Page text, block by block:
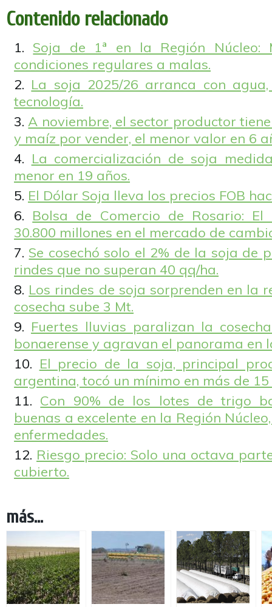
Contenido relacionado
Soja de 1ª en la Región
condiciones regulares a malas.
La soja 2025/26 arranca con
tecnología.
A noviembre, el sector productor
y maíz por vender, el menor valor en 6
La comercialización de soja
menor en 19 años.
El Dólar Soja lleva los precios FOB
Bolsa de Comercio de Rosario:
30.800 millones en el mercado de
Se cosechó solo el 2% de la soja de
rindes que no superan 40 qq/ha.
Los rindes de soja sorprenden en la
cosecha sube 3 Mt.
Fuertes lluvias paralizan la
bonaerense y agravan el panorama en
El precio de la soja, principal
argentina, tocó un mínimo en más de 15
Con 90% de los lotes de trigo
buenas a excelente en la Región
enfermedades.
Riesgo precio: Solo una octava
cubierto.
más...